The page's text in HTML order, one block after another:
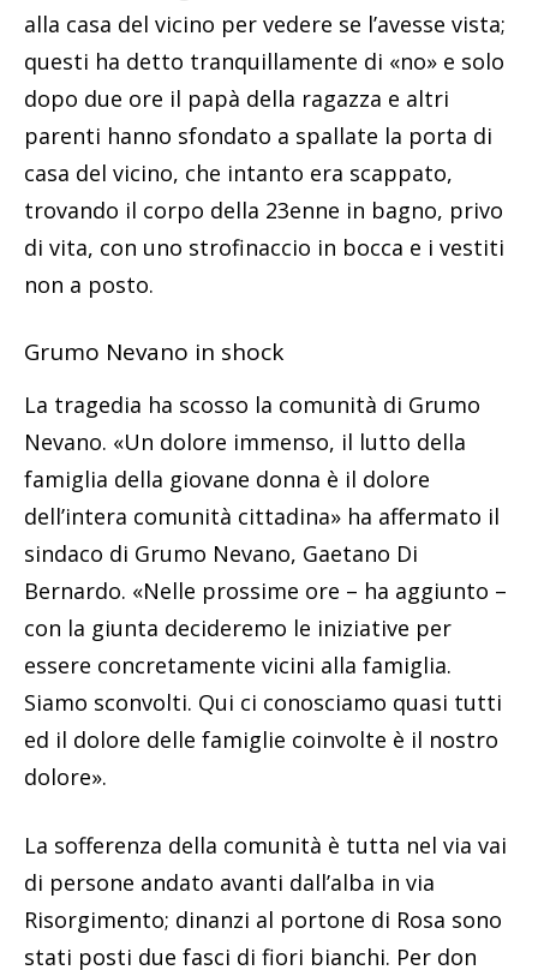
non a posto.
Grumo Nevano in shock
La tragedia ha scosso la comunità di Grumo
Nevano. «Un dolore immenso, il lutto della
famiglia della giovane donna è il dolore
dell’intera comunità cittadina» ha affermato il
sindaco di Grumo Nevano, Gaetano Di
con la giunta decideremo le iniziative per
essere concretamente vicini alla famiglia.
Siamo sconvolti. Qui ci conosciamo quasi tutti
ed il dolore delle famiglie coinvolte è il nostro
dolore».
La sofferenza della comunità è tutta nel via vai
di persone andato avanti dall’alba in via
Risorgimento; dinanzi al portone di Rosa sono
stati posti due fasci di fiori bianchi. Per don
Carmine Spada, parroco della basilica di San
Tammaro a Grumo Nevano, che oggi ha
familiari sono «distrutti dal dolore ma stanno
vivendo questo momento con molta fede», ha
aggiunto il sacerdote. In queste ore, ha detto
ancora il prete, «non possiamo fare altro che